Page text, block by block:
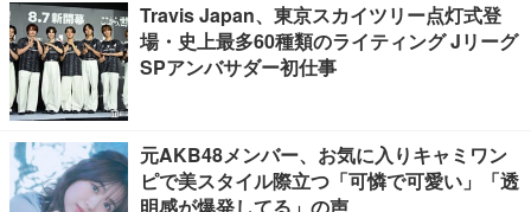
Travis Japan、東京スカイツリー点灯式登
場・史上最多60種類のライティング Jリーグ
SPアンバサダー初仕事
元AKB48メンバー、お気に入りキャミワン
ピで美スタイル際立つ「可憐で可愛い」「透